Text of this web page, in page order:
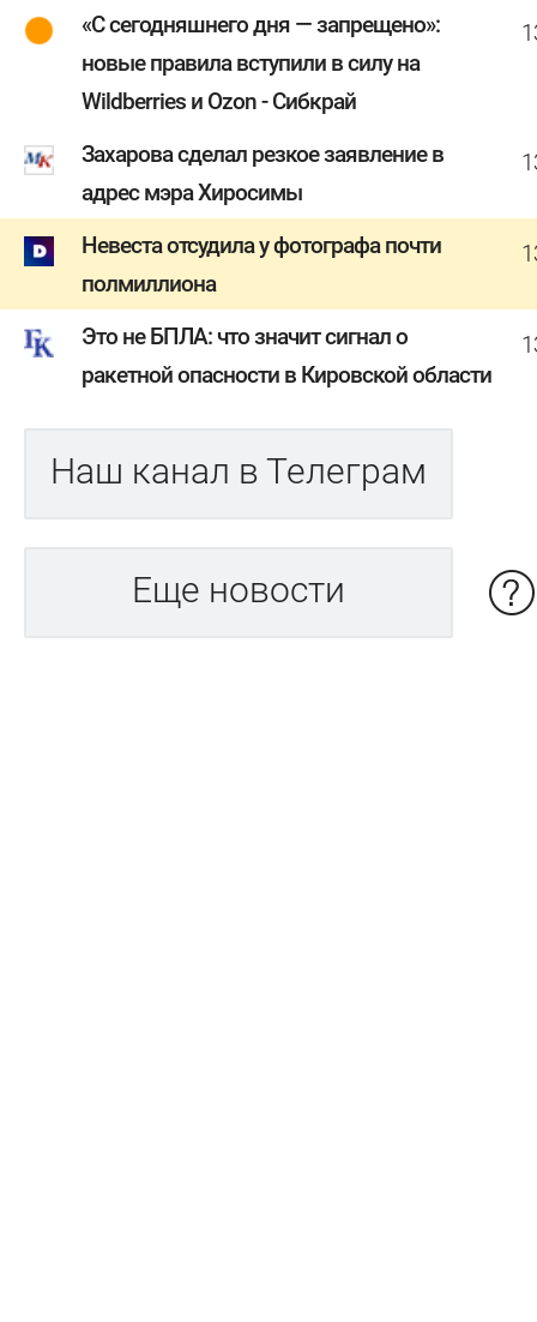
«С сегодняшнего дня — запрещено»:
новые правила вступили в силу на
Wildberries и Ozon - Сибкрай
Захарова сделал резкое заявление в
адрес мэра Хиросимы
Невеста отсудила у фотографа почти
полмиллиона
Это не БПЛА: что значит сигнал о
ракетной опасности в Кировской области
Наш канал в Телеграм
Еще новости